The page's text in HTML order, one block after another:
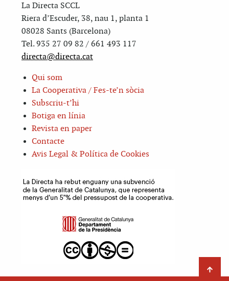
La Directa SCCL
Riera d’Escuder, 38, nau 1, planta 1
08028 Sants (Barcelona)
Tel. 935 27 09 82 / 661 493 117
directa@directa.cat
Qui som
La Cooperativa / Fes-te’n sòcia
Subscriu-t’hi
Botiga en línia
Revista en paper
Contacte
Avis Legal & Política de Cookies